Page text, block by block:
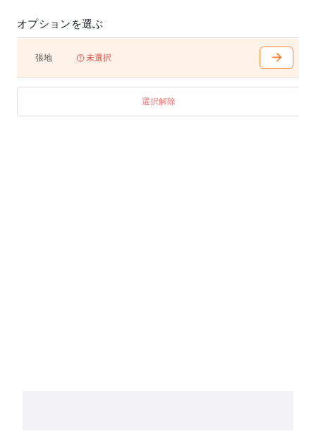
オプションを選ぶ
張地 未選択
選択解除